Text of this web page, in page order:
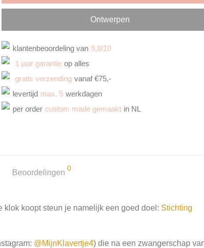
Ontwerpen
klantenbeoordeling van 9,8/10
1 jaar garantie op alles
gratis verzending vanaf €75,-
levertijd max. 5 werkdagen
per order custom made gemaakt in NL
Beoordelingen 0
koopt steun je namelijk een goed doel: Stichting
@MijnKlavertje4) die na een zwangerschap